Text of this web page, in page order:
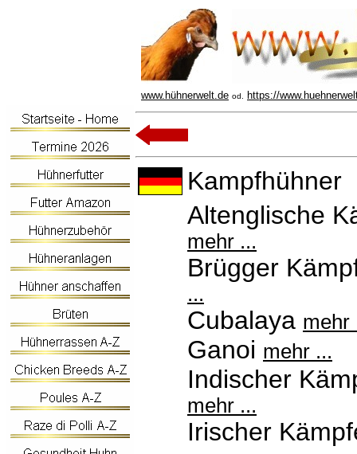
www.hühnerwelt.de od. https://
Kampfhühner
Altenglische
mehr ...
Brügger
...
Cubalaya mehr
Ganoi mehr ...
Indischer
mehr ...
Irischer